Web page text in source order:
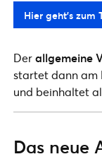
Hier geht’s zum
Derallgemeine
startet dann am
und beinhaltet
Das neue